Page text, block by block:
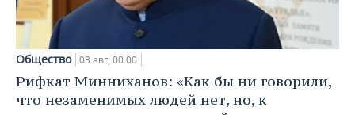
Общество 03 авг, 00:00
Рифкат Минниханов: «Как бы ни говорили,
что незаменимых людей нет, но, к